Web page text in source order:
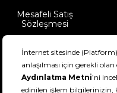
Mesafeli Satış
Sözleşmesi